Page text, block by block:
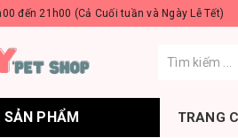
đến 21h00 (Cả Cuối tuần và Ngày Lễ Tết)
SẢN PHẨM TRANG